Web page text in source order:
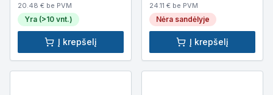
20.48 € be PVM
Yra (>10 vnt.)
Į krepšelį
24.11 € be PVM
Nėra sandėlyje
Į krepšelį